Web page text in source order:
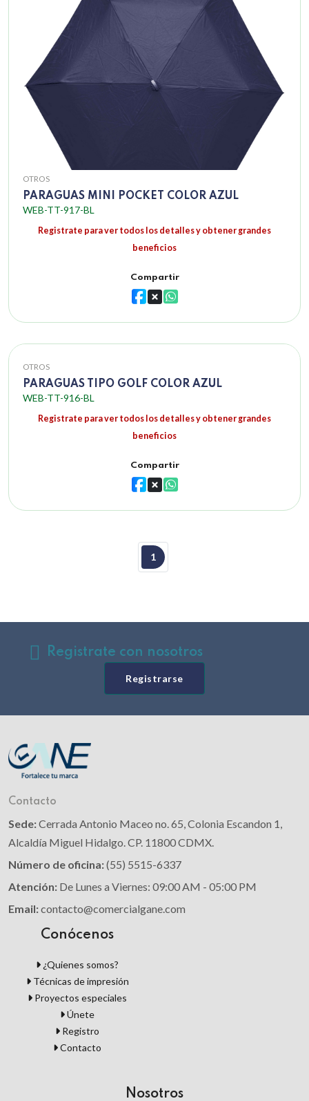
OTROS
PARAGUAS MINI POCKET COLOR AZUL
WEB-TT-917-BL
Registrate para ver todos los detalles y obtener grandes
beneficios
Compartir
OTROS
PARAGUAS TIPO GOLF COLOR AZUL
WEB-TT-916-BL
Registrate para ver todos los detalles y obtener grandes
beneficios
Compartir
1
Registrate con nosotros
Registrarse
Contacto
Sede:Cerrada Antonio Maceo no. 65, Colonia Escandon 1,
Alcaldía Miguel Hidalgo. CP. 11800 CDMX.
Número de oficina:(55) 5515-6337
Atención: De Lunes a Viernes: 09:00 AM - 05:00 PM
Email:contacto@comercialgane.com
Conócenos
¿Quienes somos?
Técnicas de impresión
Proyectos especiales
Únete
Registro
Contacto
Nosotros